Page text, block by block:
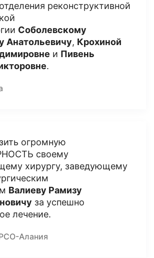
реконструктивной
Соболевскому
Анатольевичу, Крохиной
и Пивень
.
огромную
своему
хирургу, заведующему
Валиеву Рамизу
за успешно
лечение.
Алания